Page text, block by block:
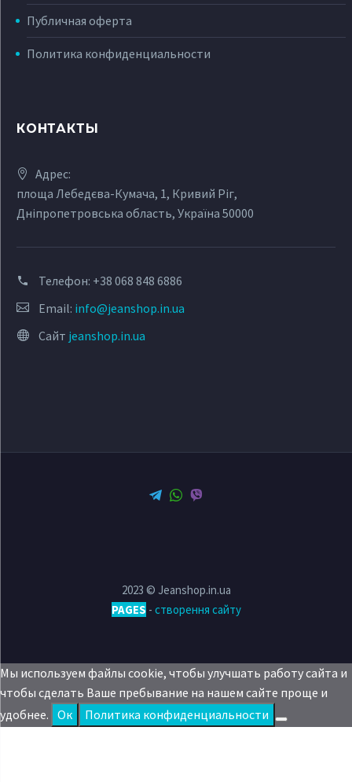
Публичная оферта
Политика конфиденциальности
КОНТАКТЫ
Адрес:
площа Лебедєва-Кумача, 1, Кривий Ріг,
Дніпропетровська область, Україна 50000
Телефон: +38 068 848 6886
Email: info@jeanshop.in.ua
Сайт jeanshop.in.ua
2023 © Jeanshop.in.ua
PAGES - створення сайту
Мы используем файлы cookie, чтобы улучшать работу сайта и
чтобы сделать Ваше пребывание на нашем сайте проще и
удобнее. Oк Политика конфиденциальности